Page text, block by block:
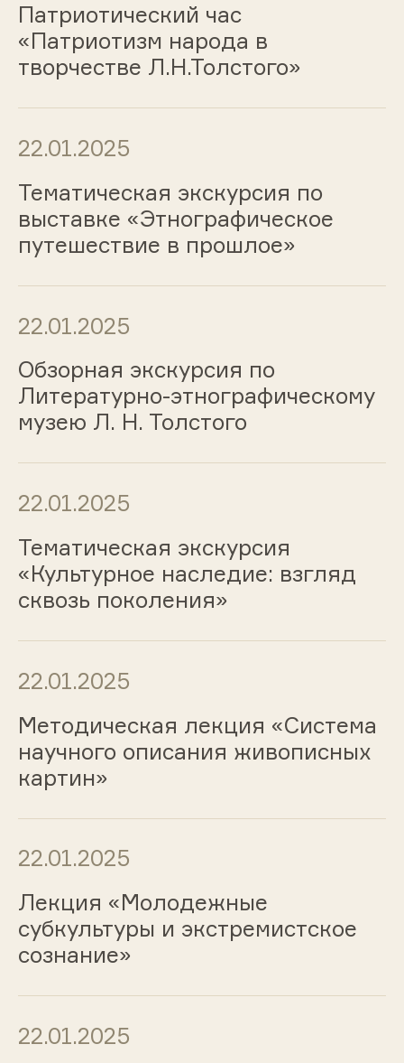
Патриотический час
«Патриотизм народа в
творчестве Л.Н.Толстого»
22.01.2025
Тематическая экскурсия по
выставке «Этнографическое
путешествие в прошлое»
22.01.2025
Обзорная экскурсия по
Литературно-этнографическому
музею Л. Н. Толстого
22.01.2025
Тематическая экскурсия
«Культурное наследие: взгляд
сквозь поколения»
22.01.2025
Методическая лекция «Система
научного описания живописных
картин»
22.01.2025
Лекция «Молодежные
субкультуры и экстремистское
сознание»
22.01.2025